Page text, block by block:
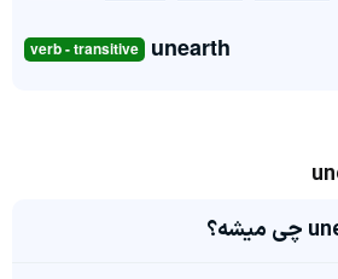
verb - transitive unearth